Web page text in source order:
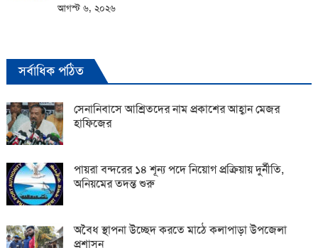
আগস্ট ৬, ২০২৬
সর্বাধিক পঠিত
সেনানিবাসে আশ্রিতদের নাম প্রকাশের আহ্বান মেজর
হাফিজের
পায়রা বন্দরের ১৪ শূন্য পদে নিয়োগ প্রক্রিয়ায় দুর্নীতি,
অনিয়মের তদন্ত শুরু
অবৈধ স্থাপনা উচ্ছেদ করতে মাঠে কলাপাড়া উপজেলা
প্রশাসন